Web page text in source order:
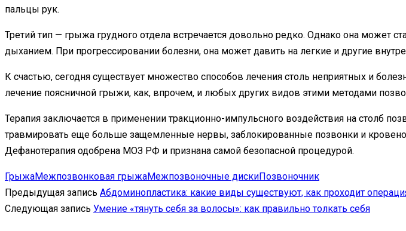
пальцы рук.
Третий тип — грыжа грудного отдела встречается довольно редко. Однако она может
дыханием. При прогрессировании болезни, она может давить на легкие и другие
К счастью, сегодня существует множество способов лечения столь неприятных и
лечение поясничной грыжи, как, впрочем, и любых других видов этими методами
Терапия заключается в применении тракционно-импульсного воздействия на столб
травмировать еще больше защемленные нервы, заблокированные позвонки и
Дефанотерапия одобрена МОЗ РФ и признана самой безопасной процедурой.
ГрыжаМежпозвонковая грыжаМежпозвоночные дискиПозвоночник
Предыдущая запись Абдоминопластика: какие виды существуют, как проходит
Следующая запись Умение «тянуть себя за волосы»: как правильно толкать себя